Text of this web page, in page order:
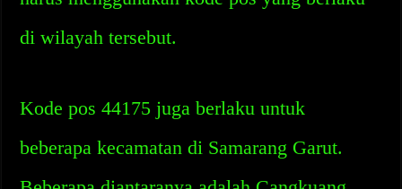
di wilayah tersebut.
Kode pos 44175 juga berlaku untuk
beberapa kecamatan di Samarang Garut.